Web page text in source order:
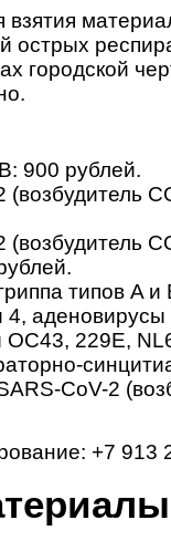
взятия
острых
городской
900 рублей.
(возбудитель
(возбудитель
типов A и
4, аденовирусы
OC43, 229E,
CoV-2
+7 913